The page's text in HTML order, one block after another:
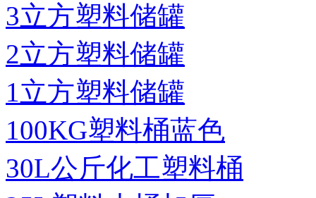
3立方塑料储罐
2立方塑料储罐
1立方塑料储罐
100KG塑料桶蓝色
30L公斤化工塑料桶